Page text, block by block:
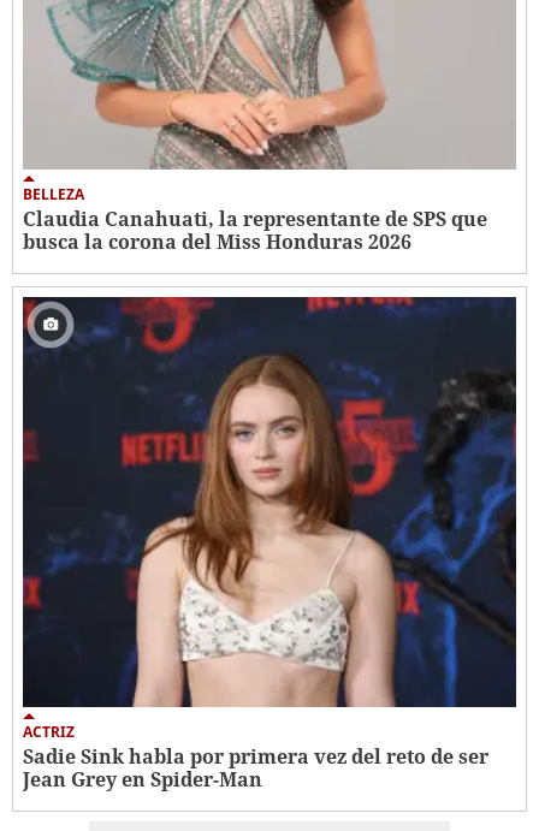
BELLEZA
Claudia Canahuati, la representante de SPS que
busca la corona del Miss Honduras 2026
ACTRIZ
Sadie Sink habla por primera vez del reto de ser
Jean Grey en Spider-Man